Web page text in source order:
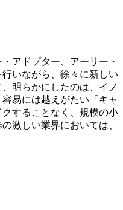
アドプター、アーリー・
いながら、徐々に新しい
明らかにしたのは、イノ
易には越えがたい「キャ
することなく、規模の小
激しい業界においては、